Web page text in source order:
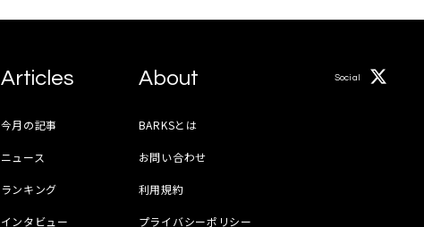
Articles
今月の記事
ニュース
ランキング
インタビュー
About
BARKSとは
お問い合わせ
利用規約
プライバシーポリシー
Social